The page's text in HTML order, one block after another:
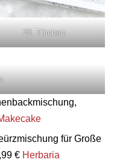
20. Türchen
für Große
€ Herbaria